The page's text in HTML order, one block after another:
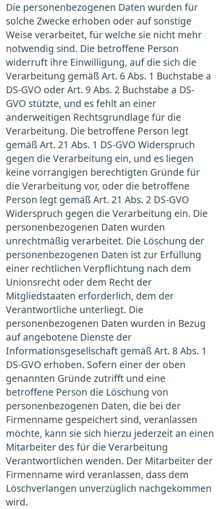
Die personenbezogenen Daten wurden für
solche Zwecke erhoben oder auf sonstige
Weise verarbeitet, für welche sie nicht mehr
notwendig sind. Die betroffene Person
widerruft ihre Einwilligung, auf die sich die
Verarbeitung gemäß Art. 6 Abs. 1 Buchstabe a
DS-GVO oder Art. 9 Abs. 2 Buchstabe a DS-
GVO stützte, und es fehlt an einer
anderweitigen Rechtsgrundlage für die
Verarbeitung. Die betroffene Person legt
gemäß Art. 21 Abs. 1 DS-GVO Widerspruch
gegen die Verarbeitung ein, und es liegen
keine vorrangigen berechtigten Gründe für
die Verarbeitung vor, oder die betroffene
Person legt gemäß Art. 21 Abs. 2 DS-GVO
Widerspruch gegen die Verarbeitung ein. Die
personenbezogenen Daten wurden
unrechtmäßig verarbeitet. Die Löschung der
personenbezogenen Daten ist zur Erfüllung
einer rechtlichen Verpflichtung nach dem
Unionsrecht oder dem Recht der
Mitgliedstaaten erforderlich, dem der
Verantwortliche unterliegt. Die
personenbezogenen Daten wurden in Bezug
auf angebotene Dienste der
Informationsgesellschaft gemäß Art. 8 Abs. 1
DS-GVO erhoben. Sofern einer der oben
genannten Gründe zutrifft und eine
betroffene Person die Löschung von
personenbezogenen Daten, die bei der
Firmenname gespeichert sind, veranlassen
möchte, kann sie sich hierzu jederzeit an einen
Mitarbeiter des für die Verarbeitung
Verantwortlichen wenden. Der Mitarbeiter der
Firmenname wird veranlassen, dass dem
Löschverlangen unverzüglich nachgekommen
wird.